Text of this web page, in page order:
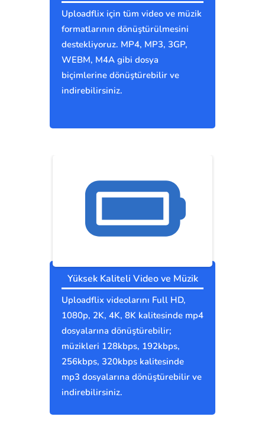
Uploadflix için tüm video ve müzik
formatlarının dönüştürülmesini
destekliyoruz. MP4, MP3, 3GP,
WEBM, M4A gibi dosya
biçimlerine dönüştürebilir ve
indirebilirsiniz.
Yüksek Kaliteli Video ve Müzik
Uploadflix videolarını Full HD,
1080p, 2K, 4K, 8K kalitesinde mp4
dosyalarına dönüştürebilir;
müzikleri 128kbps, 192kbps,
256kbps, 320kbps kalitesinde
mp3 dosyalarına dönüştürebilir ve
indirebilirsiniz.